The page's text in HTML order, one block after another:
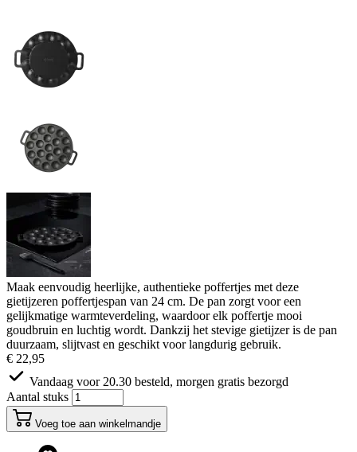
Maak eenvoudig heerlijke, authentieke poffertjes met deze
gietijzeren poffertjespan van 24 cm. De pan zorgt voor een
gelijkmatige warmteverdeling, waardoor elk poffertje mooi
goudbruin en luchtig wordt. Dankzij het stevige gietijzer is de pan
duurzaam, slijtvast en geschikt voor langdurig gebruik.
€ 22,95
Vandaag voor 20.30 besteld, morgen gratis bezorgd
Aantal stuks
Voeg toe aan winkelmandje